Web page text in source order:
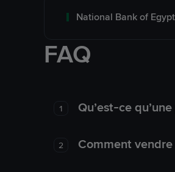
FAQ
1 Qu’est-ce
2 Comment